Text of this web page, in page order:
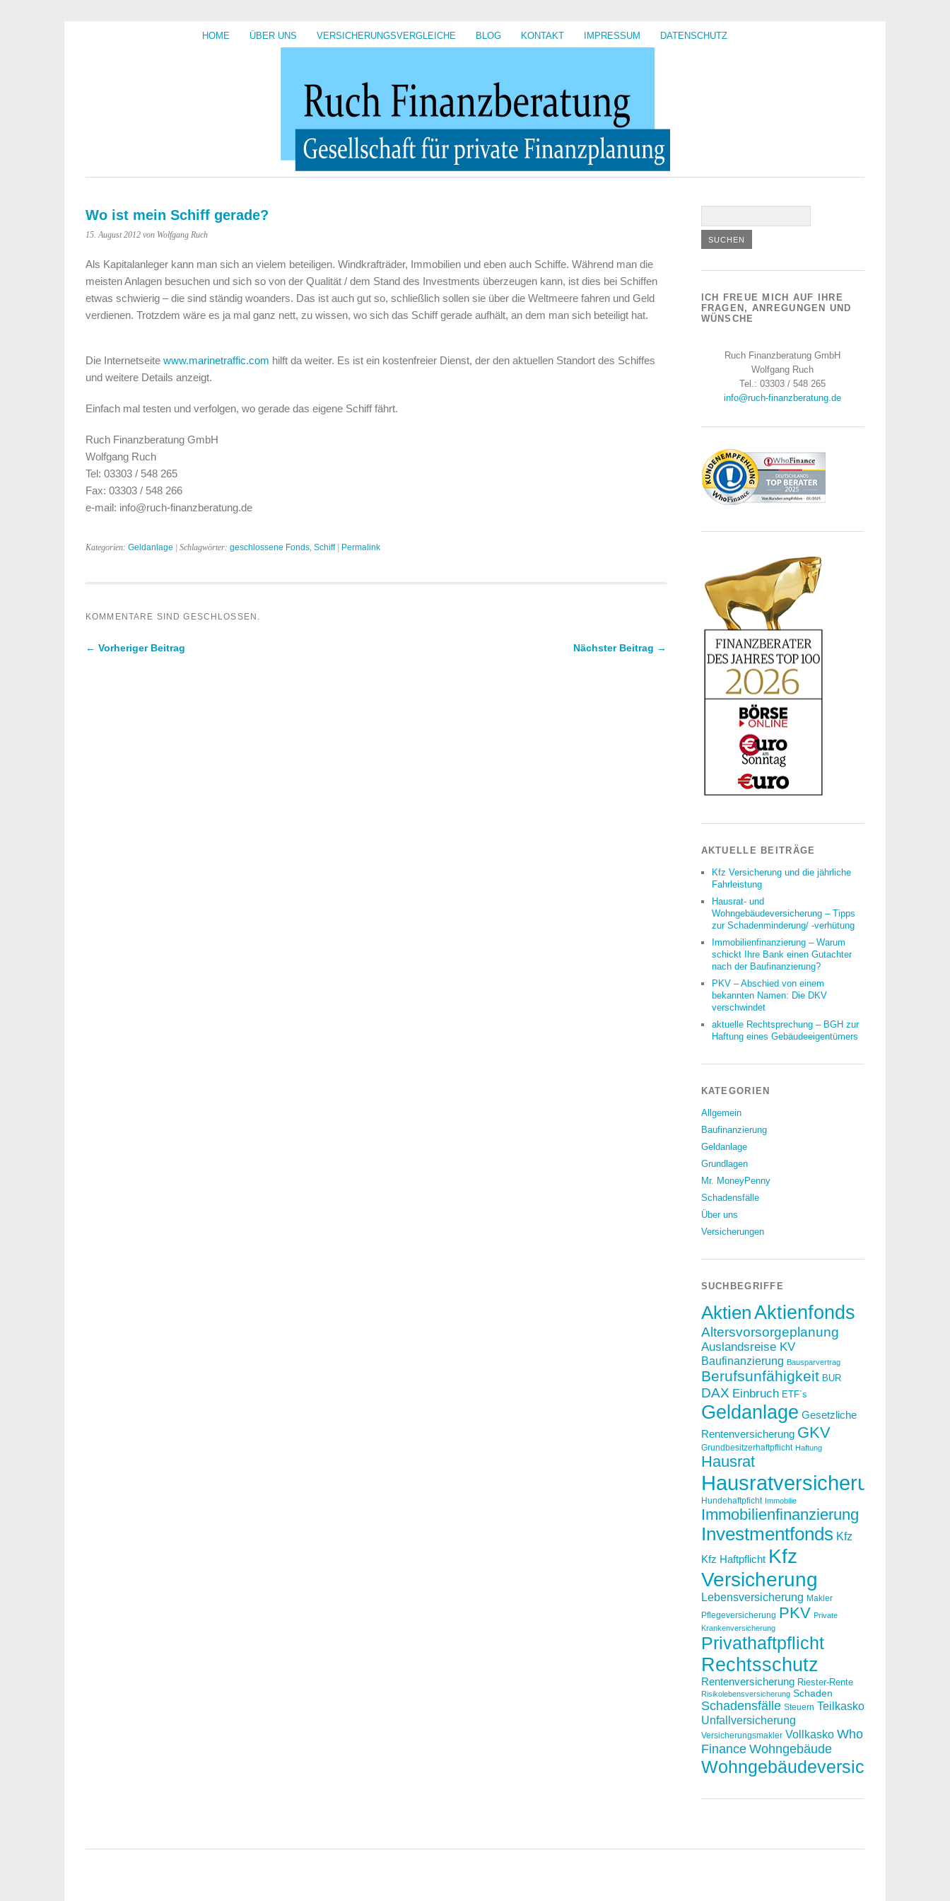
HOME ÜBER UNS VERSICHERUNGSVERGLEICHE BLOG KONTAKT IMPRESSUM DATENSCHUTZ
Wo ist mein Schiff gerade?
15. August 2012 von Wolfgang Ruch
Als Kapitalanleger kann man sich an vielem beteiligen. Windkrafträder, Immobilien und eben auch Schiffe. Während man die
meisten Anlagen besuchen und sich so von der Qualität / dem Stand des Investments überzeugen kann, ist dies bei Schiffen
etwas schwierig – die sind ständig woanders. Das ist auch gut so, schließlich sollen sie über die Weltmeere fahren und Geld
verdienen. Trotzdem wäre es ja mal ganz nett, zu wissen, wo sich das Schiff gerade aufhält, an dem man sich beteiligt hat.
Die Internetseite www.marinetraffic.com hilft da weiter. Es ist ein kostenfreier Dienst, der den aktuellen Standort des Schiffes
und weitere Details anzeigt.
Einfach mal testen und verfolgen, wo gerade das eigene Schiff fährt.
Ruch Finanzberatung GmbH
Wolfgang Ruch
Tel: 03303 / 548 265
Fax: 03303 / 548 266
e-mail: info@ruch-finanzberatung.de
Kategorien: Geldanlage | Schlagwörter: geschlossene Fonds, Schiff| Permalink
KOMMENTARE SIND GESCHLOSSEN.
← Vorheriger Beitrag Nächster Beitrag →
ICH FREUE MICH AUF IHRE
FRAGEN, ANREGUNGEN UND
WÜNSCHE
Ruch Finanzberatung GmbH
Wolfgang Ruch
Tel.: 03303 / 548 265
info@ruch-finanzberatung.de
AKTUELLE BEITRÄGE
Kfz Versicherung und die jährliche
Fahrleistung
Hausrat- und
Wohngebäudeversicherung – Tipps
zur Schadenminderung/ -verhütung
Immobilienfinanzierung – Warum
schickt Ihre Bank einen Gutachter
nach der Baufinanzierung?
PKV – Abschied von einem
bekannten Namen: Die DKV
verschwindet
aktuelle Rechtsprechung – BGH zur
Haftung eines Gebäudeeigentümers
KATEGORIEN
Allgemein
Baufinanzierung
Geldanlage
Grundlagen
Mr. MoneyPenny
Schadensfälle
Über uns
Versicherungen
SUCHBEGRIFFE
AktienAktienfonds
Altersvorsorgeplanung
Auslandsreise KV
Baufinanzierung Bausparvertrag
Berufsunfähigkeit BUR
DAX Einbruch ETF´s
Geldanlage Gesetzliche
Rentenversicherung GKV
Grundbesitzerhaftpflicht Haftung
Hausrat
Hausratversicherung
Hundehaftpficht Immobilie
Immobilienfinanzierung
Investmentfonds Kfz
Kfz Haftpflicht Kfz
Versicherung
Lebensversicherung Makler
Pflegeversicherung PKV Private
Krankenversicherung
Privathaftpflicht
Rechtsschutz
Rentenversicherung Riester-Rente
Risikolebensversicherung Schaden
Schadensfälle Steuern Teilkasko
Unfallversicherung
Versicherungsmakler Vollkasko Who
Finance Wohngebäude
Wohngebäudeversicherung